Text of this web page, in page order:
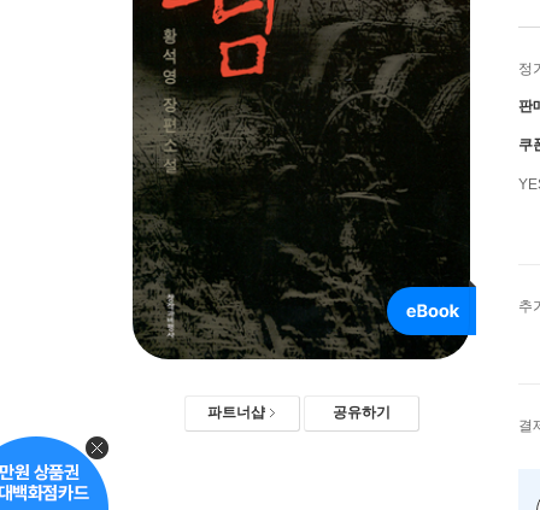
파트너샵 공유하기
정
판
쿠
추
결